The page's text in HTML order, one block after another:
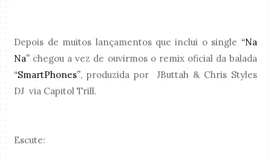
Depois de muitos lançamentos que inclui o single “Na
Na” chegou a vez de ouvirmos o remix oficial da balada
“SmartPhones”, produzida por JButtah & Chris Styles
DJ via Capitol Trill.
Escute: